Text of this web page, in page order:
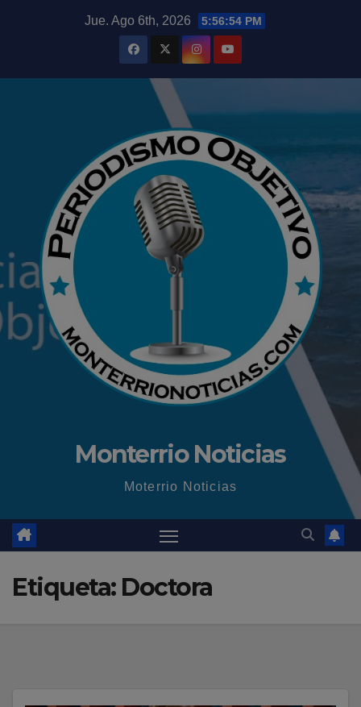
Jue. Ago 6th, 2026 5:56:55 PM
Monterrio Noticias
Moterrio Noticias
Etiqueta: Doctora
modal-check